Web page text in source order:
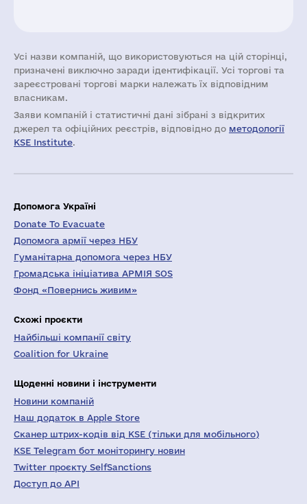
Усі назви компаній, що використовуються на цій сторінці,
призначені виключно заради ідентифікації. Усі торгові та
зареєстровані торгові марки належать їх відповідним
власникам.
Заяви компаній i статистичні дані зібрані з відкритих
джерел та офіційних реєстрів, відповідно до методології
KSE Institute.
Допомога Україні
Donate To Evacuate
Допомога армії через НБУ
Гуманітарна допомога через НБУ
Громадська ініціатива АРМІЯ SOS
Фонд «Повернись живим»
Схожі проєкти
Найбільші компанії світу
Coalition for Ukraine
Щоденні новини і інструменти
Новини компаній
Наш додаток в Apple Store
Сканер штрих-кодів від KSE (тільки для мобільного)
KSE Telegram бот моніторингу новин
Twitter проєкту SelfSanctions
Доступ до API